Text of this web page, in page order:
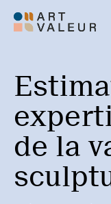
de la